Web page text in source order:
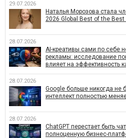
29.07.2026
Наталья Морозова стала
2026 Global Best of the Best
28.07.2026
AI-креативы сами по себе
рекламы: исследование
влияет на эффективность
28.07.2026
Google больше никогда не
интеллект полностью
28.07.2026
ChatGPT перестает быть
полноценную бизнес-